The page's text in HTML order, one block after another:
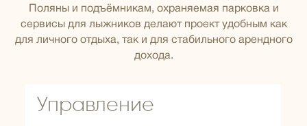
Поляны и подъёмникам, охраняемая парковка и
сервисы для лыжников делают проект удобным как
для личного отдыха, так и для стабильного арендного
дохода.
Управление